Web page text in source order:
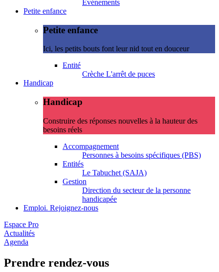
Evénements
Petite enfance
Petite enfance
Ici, les petits bouts font leur nid tout en douceur
Entité
Crèche L'arrêt de puces
Handicap
Handicap
Construire des réponses nouvelles à la hauteur des
besoins réels
Accompagnement
Personnes à besoins spécifiques (PBS)
Entités
Le Tabuchet (SAJA)
Gestion
Direction du secteur de la personne
handicapée
Emploi. Rejoignez-nous
Espace Pro
Actualités
Agenda
Prendre rendez-vous